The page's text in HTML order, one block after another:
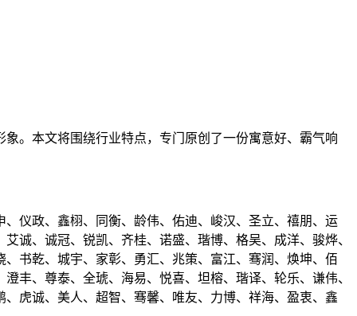
。本文将围绕行业特点，专门原创了一份寓意好、霸气响
仪政、鑫栩、同衡、龄伟、佑迪、峻汉、圣立、禧朋、运
诚、诚冠、锐凯、齐桂、诺盛、瑎博、格吴、成洋、骏烨、
书乾、城宇、家彰、勇汇、兆策、富江、骞润、焕坤、佰
丰、尊泰、全琥、海易、悦喜、坦榕、瑎译、轮乐、谦伟、
虎诚、美人、超智、骞馨、唯友、力博、祥海、盈衷、鑫